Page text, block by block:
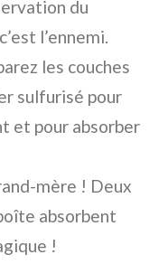
du
l’ennemi.
les couches
sulfurisé pour
et pour absorber
mère ! Deux
absorbent
!